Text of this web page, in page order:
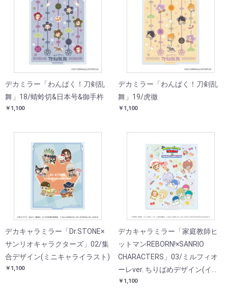
デカミラー「わんぱく！刀剣乱
舞」18/蜻蛉切&日本号&御手杵
￥1,100
デカミラー「わんぱく！刀剣乱
舞」19/虎徹
￥1,100
デカキャラミラー「Dr.STONE×
サンリオキャラクターズ」02/集
合デザイン(ミニキャライラスト)
￥1,100
デカキャラミラー「家庭教師ヒ
ットマンREBORN!×SANRIO
CHARACTERS」03/ミルフィオ
ーレver. ちりばめデザイン(イラ
スト)
￥1,100